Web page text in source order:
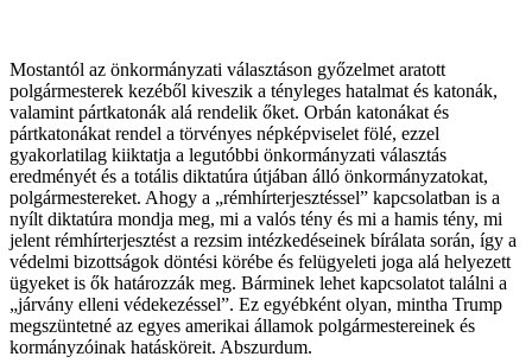
Mostantól az önkormányzati választáson győzelmet aratott
polgármesterek kezéből kiveszik a tényleges hatalmat és katonák,
valamint pártkatonák alá rendelik őket. Orbán katonákat és
pártkatonákat rendel a törvényes népképviselet fölé, ezzel
gyakorlatilag kiiktatja a legutóbbi önkormányzati választás
eredményét és a totális diktatúra útjában álló önkormányzatokat,
polgármestereket. Ahogy a „rémhírterjesztéssel” kapcsolatban is a
nyílt diktatúra mondja meg, mi a valós tény és mi a hamis tény, mi
jelent rémhírterjesztést a rezsim intézkedéseinek bírálata során, így a
védelmi bizottságok döntési körébe és felügyeleti joga alá helyezett
ügyeket is ők határozzák meg. Bárminek lehet kapcsolatot találni a
„járvány elleni védekezéssel”. Ez egyébként olyan, mintha Trump
megszüntetné az egyes amerikai államok polgármestereinek és
kormányzóinak hatásköreit. Abszurdum.